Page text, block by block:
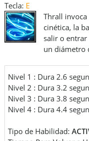
Tecla: E
Thrall
cinética, la
salir o entrar
un diámetro
Nivel 1 : Dura 2.6
Nivel 2 : Dura 3.2
Nivel 3 : Dura 3.8
Nivel 4 : Dura 4.4
Tipo de Habilidad: